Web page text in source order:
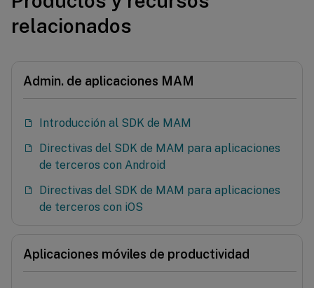
relacionados
Admin. de aplicaciones MAM
Introducción al SDK de MAM
Directivas del SDK de MAM para aplicaciones
de terceros con Android
Directivas del SDK de MAM para aplicaciones
de terceros con iOS
Aplicaciones móviles de productividad